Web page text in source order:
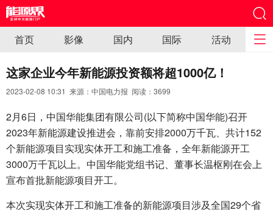
首页 影像 国内 国际 活动
这家企业今年新能源投资额将超1000亿！
2023-02-08 10:31 来源：中国电力报 阅读： 3699
2月6日，中国华能集团有限公司(以下简称中国华能)召开
2023年新能源建设推进会，靠前安排2000万千瓦、共计152
个新能源项目实现实体开工和施工准备，全年新能源开工
3000万千瓦以上。中国华能党组书记、董事长温枢刚在会上
宣布首批新能源项目开工。
本次实现实体开工和施工准备的新能源项目涉及全国29个省